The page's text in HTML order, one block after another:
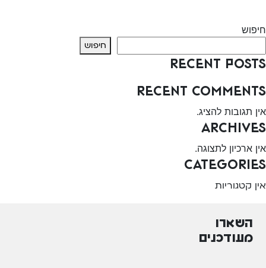
חיפוש
חיפוש
Recent Posts
Recent Comments
אין תגובות להציג.
Archives
אין ארכיון לתצוגה.
Categories
אין קטגוריות
השארו
מעודכנים